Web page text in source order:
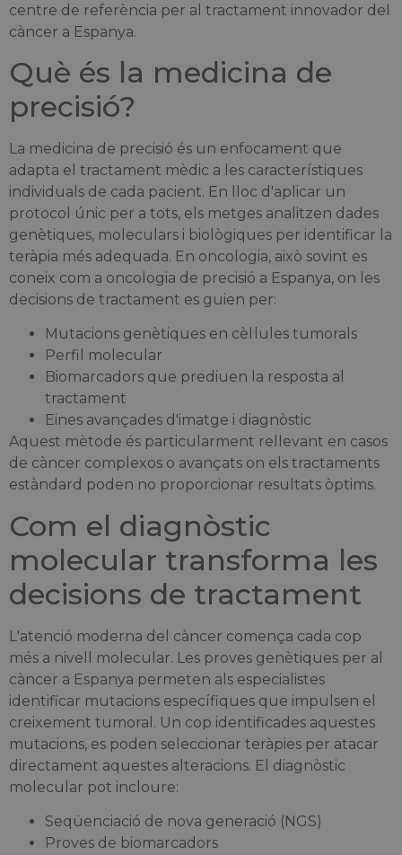
centre de referència per al tractament innovador del
càncer a Espanya.
Què és la medicina de
precisió?
La medicina de precisió és un enfocament que
adapta el tractament mèdic a les característiques
individuals de cada pacient. En lloc d'aplicar un
protocol únic per a tots, els metges analitzen dades
genètiques, moleculars i biològiques per identificar la
teràpia més adequada. En oncologia, això sovint es
coneix com a oncologia de precisió a Espanya, on les
decisions de tractament es guien per:
Mutacions genètiques en cèl·lules tumorals
Perfil molecular
Biomarcadors que prediuen la resposta al
tractament
Eines avançades d'imatge i diagnòstic
Aquest mètode és particularment rellevant en casos
de càncer complexos o avançats on els tractaments
estàndard poden no proporcionar resultats òptims.
Com el diagnòstic
molecular transforma les
decisions de tractament
L'atenció moderna del càncer comença cada cop
més a nivell molecular. Les proves genètiques per al
càncer a Espanya permeten als especialistes
identificar mutacions específiques que impulsen el
creixement tumoral. Un cop identificades aquestes
mutacions, es poden seleccionar teràpies per atacar
directament aquestes alteracions. El diagnòstic
molecular pot incloure:
Seqüenciació de nova generació (NGS)
Proves de biomarcadors